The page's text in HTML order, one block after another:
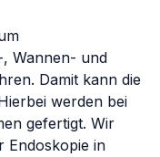
Wannen- und
Damit kann die
werden bei
gefertigt. Wir
Endoskopie in